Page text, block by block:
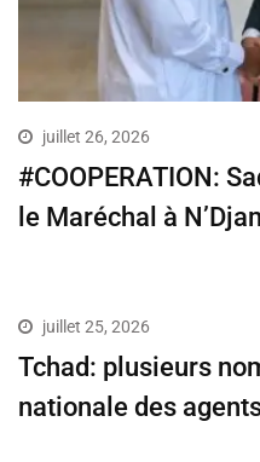
juillet 26, 2026
#COOPERATION:
le Maréchal à
juillet 25, 2026
Tchad: plusieurs
nationale des